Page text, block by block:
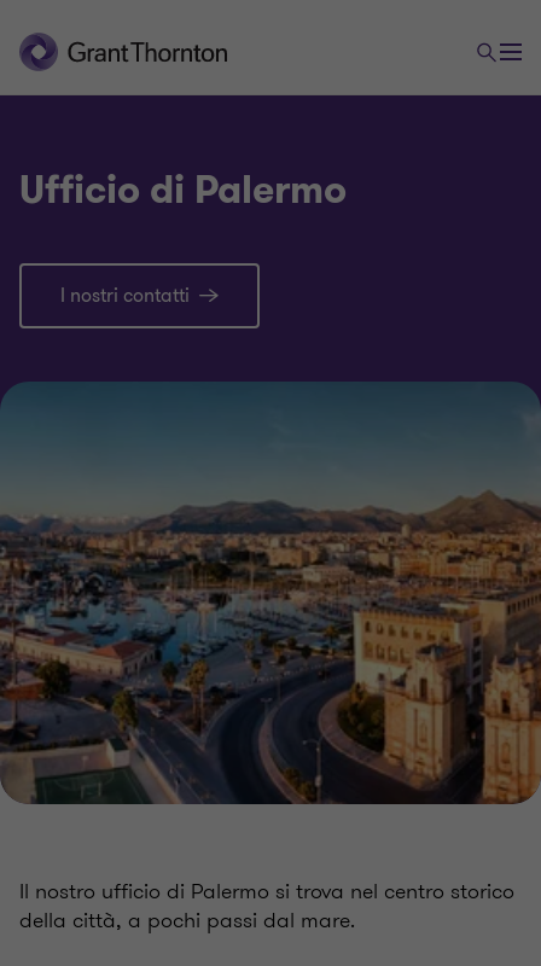
Ufficio di Palermo
I nostri contatti
Il nostro ufficio di Palermo si trova nel centro storico
della città, a pochi passi dal mare.